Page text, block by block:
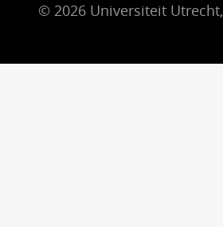
© 2026 Universiteit Utrecht,